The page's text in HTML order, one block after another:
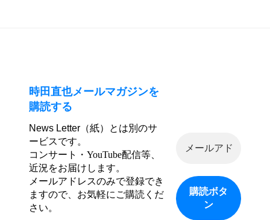
時田直也メールマガジンを
購読する
News Letter（紙）とは別のサ
ービスです。
コンサート・YouTube配信等、
近況をお届けします。
メールアドレスのみで登録でき
ますので、お気軽にご購読くだ
さい。